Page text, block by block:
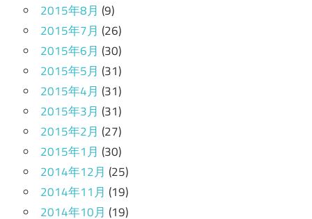
2015年8月 (9)
2015年7月 (26)
2015年6月 (30)
2015年5月 (31)
2015年4月 (31)
2015年3月 (31)
2015年2月 (27)
2015年1月 (30)
2014年12月 (25)
2014年11月 (19)
2014年10月 (19)